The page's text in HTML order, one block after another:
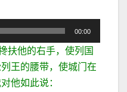
00:00
扶他的右手，使列国
王的腰带，使城门在
他如此说：